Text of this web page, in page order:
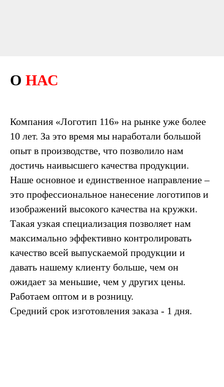
О НАС
Компания «Логотип 116» на рынке уже более
10 лет. За это время мы наработали большой
опыт в производстве, что позволило нам
достичь наивысшего качества продукции.
Наше основное и единственное направление –
это профессиональное нанесение логотипов и
изображений высокого качества на кружки.
Такая узкая специализация позволяет нам
максимально эффективно контролировать
качество всей выпускаемой продукции и
давать нашему клиенту больше, чем он
ожидает за меньшие, чем у других цены.
Работаем оптом и в розницу.
Средний срок изготовления заказа - 1 дня.